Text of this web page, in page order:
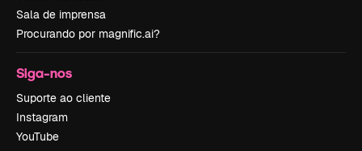
Sala de imprensa
Procurando por magnific.ai?
Siga-nos
Suporte ao cliente
Instagram
YouTube